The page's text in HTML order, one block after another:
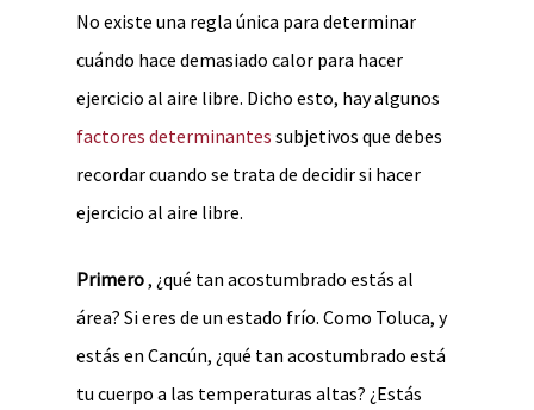
No existe una regla única para determinar
cuándo hace demasiado calor para hacer
ejercicio al aire libre. Dicho esto, hay algunos
factores determinantes subjetivos que debes
recordar cuando se trata de decidir si hacer
ejercicio al aire libre.
Primero, ¿qué tan acostumbrado estás al
área? Si eres de un estado frío. Como Toluca, y
estás en Cancún, ¿qué tan acostumbrado está
tu cuerpo a las temperaturas altas? ¿Estás